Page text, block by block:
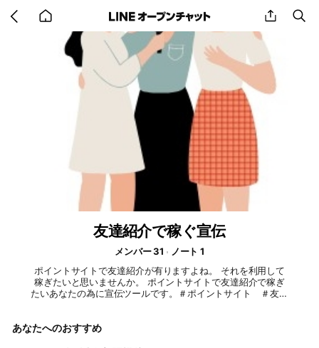
back
home
share
友達紹介で稼ぐ宣伝
メンバー 31
ノート 1
ポイントサイトで友達紹介が有りますよね。 それを利用して
稼ぎたいと思いませんか。 ポイントサイトで友達紹介で稼ぎ
たいあなたの為に宣伝ツールです。＃ポイントサイト ＃友達
あなたへのおすすめ